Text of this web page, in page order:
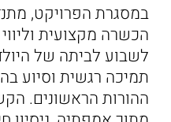
במסגרת הפרויקט,
הכשרה מקצועית
לשבוע לביתה של
תמיכה רגשית וסיוע
ההורות הראשונים.